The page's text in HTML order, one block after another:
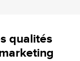
qualités